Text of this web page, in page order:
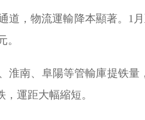
，物流運輸降本顯著。1
。
南、阜陽等管輸庫提铁
運距大幅縮短。